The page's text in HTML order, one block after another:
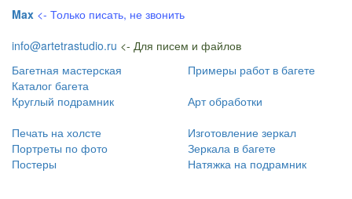
Max <- Только писать, не звонить
info@artetrastudio.ru <- Для писем и файлов
Багетная мастерская
Каталог багета
Круглый подрамник
Печать на холсте
Портреты по фото
Постеры
Примеры работ в багете
Арт обработки
Изготовление зеркал
Зеркала в багете
Натяжка на подрамник